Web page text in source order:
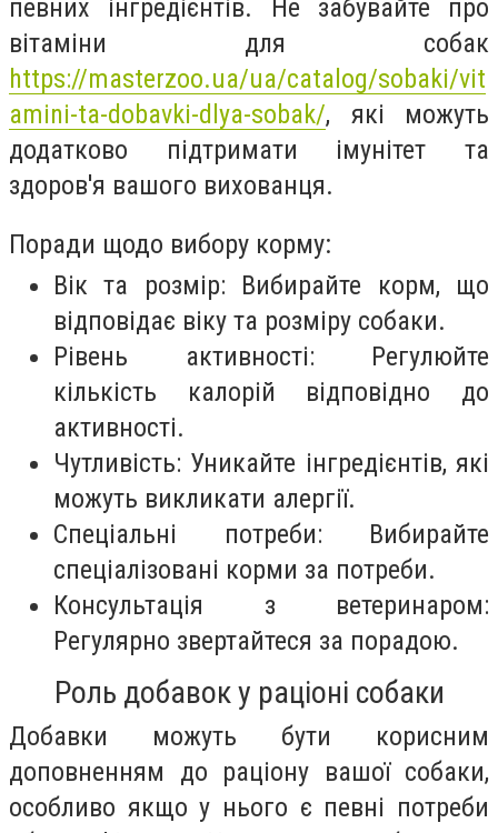
певних інгредієнтів. Не забувайте про
вітаміни для собак
https://masterzoo.ua/ua/catalog/sobaki/vit
amini-ta-dobavki-dlya-sobak/, які можуть
додатково підтримати імунітет та
здоров'я вашого вихованця.
Поради щодо вибору корму:
Вік та розмір: Вибирайте корм, що
відповідає віку та розміру собаки.
Рівень активності: Регулюйте
кількість калорій відповідно до
активності.
Чутливість: Уникайте інгредієнтів, які
можуть викликати алергії.
Спеціальні потреби: Вибирайте
спеціалізовані корми за потреби.
Консультація з ветеринаром:
Регулярно звертайтеся за порадою.
Роль добавок у раціоні собаки
Добавки можуть бути корисним
доповненням до раціону вашої собаки,
особливо якщо у нього є певні потреби